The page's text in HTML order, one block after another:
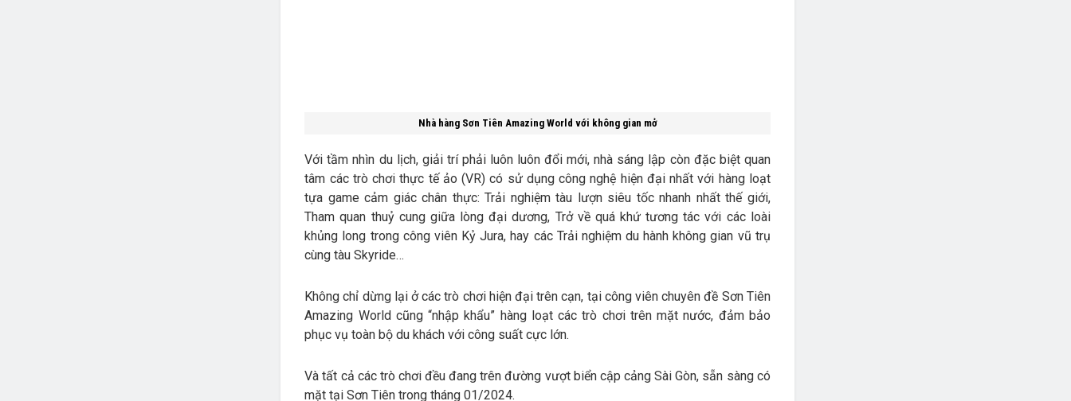
Nhà hàng Sơn Tiên Amazing World với không gian mở
Với tầm nhìn du lịch, giải trí phải luôn luôn đổi mới, nhà sáng lập còn đặc biệt quan
tâm các trò chơi thực tế ảo (VR) có sử dụng công nghệ hiện đại nhất với hàng loạt
tựa game cảm giác chân thực: Trải nghiệm tàu lượn siêu tốc nhanh nhất thế giới,
Tham quan thuỷ cung giữa lòng đại dương, Trở về quá khứ tương tác với các loài
khủng long trong công viên Kỷ Jura, hay các Trải nghiệm du hành không gian vũ trụ
cùng tàu Skyride…
Không chỉ dừng lại ở các trò chơi hiện đại trên cạn, tại công viên chuyên đề Sơn Tiên
Amazing World cũng “nhập khẩu” hàng loạt các trò chơi trên mặt nước, đảm bảo
phục vụ toàn bộ du khách với công suất cực lớn.
Và tất cả các trò chơi đều đang trên đường vượt biển cập cảng Sài Gòn, sẵn sàng có
mặt tại Sơn Tiên trong tháng 01/2024.